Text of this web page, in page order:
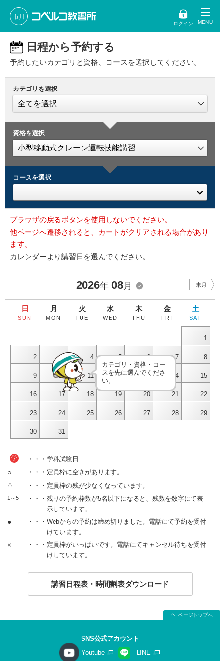
市川
ログイン
日程から予約する
予約したいカテゴリと資格、コースを選択してください。
カテゴリを選択
資格を選択
コースを選択
ブラウザの戻るボタンを使用しないでください。
他ページへ遷移されると、カートがクリアされる場合があり
ます。
カレンダーより講習日を選んでください。
2026年 08月 来月
日
SUN
月
MON
火
TUE
水
WED
木
THU
金
FRI
土
SAT
1
2 3 4 5 6 7 8
9 10 11 12 13 14 15
16 17 18 19 20 21 22
23 24 25 26 27 28 29
30 31
カテゴリ・資格・コー
スを先に選んでくださ
い。
学 ・・・学科試験日
○ ・・・定員枠に空きがあります。
△ ・・・定員枠の残が少なくなっています。
1～5
・・・残りの予約枠数が5名以下になると、残数を数字にて表
示しています。
●
・・・Webからの予約は締め切りました。電話にて予約を受付
けています。
×
・・・定員枠がいっぱいです。電話にてキャンセル待ちを受付
けしています。
講習日程表・時間割表ダウンロード
ページトップへ
SNS公式アカウント
Youtube
LINE